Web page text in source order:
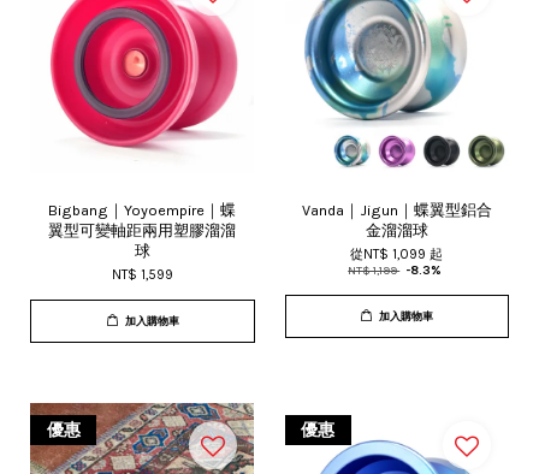
Bigbang｜Yoyoempire｜蝶
翼型可變軸距兩用塑膠溜溜
球
NT$ 1,599
加入購物車
Vanda｜Jigun｜蝶翼型鋁合
金溜溜球
從NT$ 1,099起
NT$ 1,199 -8.3%
加入購物車
優惠 優惠